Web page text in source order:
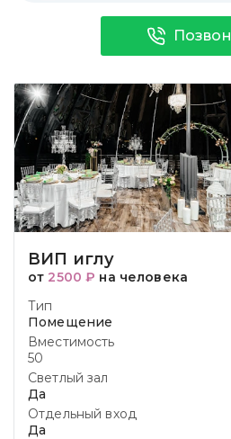
ВИП иглу
от 2500 ₽ на человека
Тип
Помещение
Вместимость
50
Светлый зал
Да
Отдельный вход
Да